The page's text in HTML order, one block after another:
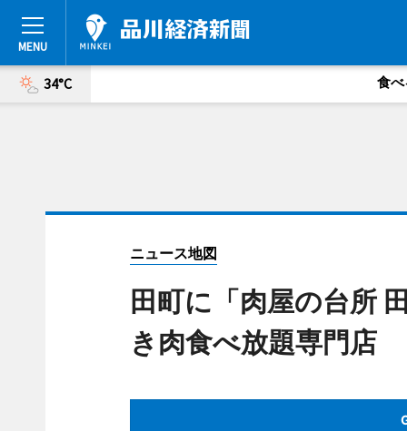
34°C 食べ
ニュース地図
田町に「肉屋の台所
き肉食べ放題専門店